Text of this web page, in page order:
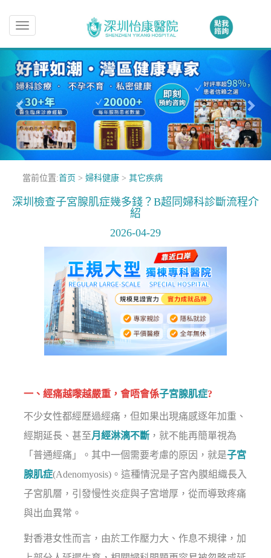
Toggle
navigation
當前位置:首页 > 婦科健康> 其它疾病
深圳檢查子宮腺肌症幾多錢？B超同婦科診斷流程介
紹
2026-04-29
一、經痛越嚟越嚴重，會唔會係子宮腺肌症?
不少女性都經歷過經痛，但如果出現痛感逐年加重、
經期延長、甚至月經淋漓不斷 ，就不能再簡單視為
「普通經痛」。其中一個需要考慮的原因，就是子宮
腺肌症(Adenomyosis)。這種情況是子宮內膜組織長入
子宮肌層，引發慢性炎症與子宮增厚，從而導致疼痛
與出血異常。
對香港女性而言，由於工作壓力大、作息不規律，加